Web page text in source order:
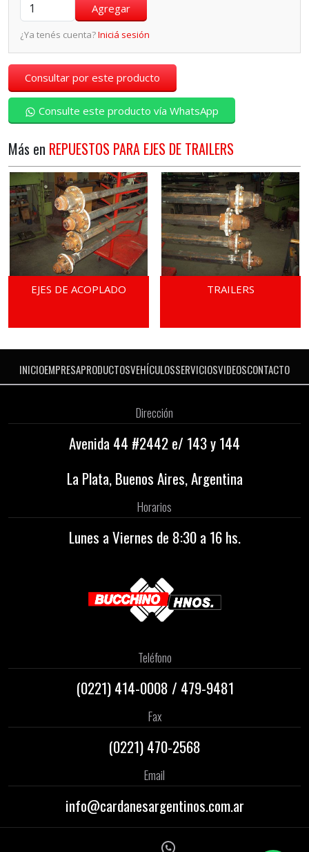
¿Ya tenés cuenta?Iniciá sesión
Consultar por este producto
Consulte este producto vía WhatsApp
Más en REPUESTOS PARA EJES DE TRAILERS
EJES DE ACOPLADO TRAILERS
INICIOEMPRESAPRODUCTOSVEHÍCULOSSERVICIOSVIDEOSCONTACTO
Dirección
Avenida 44 #2442 e/ 143 y 144
La Plata, Buenos Aires, Argentina
Horarios
Lunes a Viernes de 8:30 a 16 hs.
Teléfono
(0221)414-0008 / 479-9481
Fax
(0221) 470-2568
Email
info@cardanesargentinos.com.ar